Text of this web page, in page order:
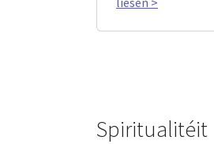
Spiritualitéit